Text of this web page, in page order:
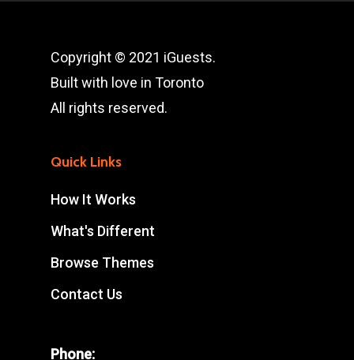
Copyright © 2021 iGuests.
Built with love in Toronto
All rights reserved.
Quick Links
How It Works
What's Different
Browse Themes
Contact Us
Phone: